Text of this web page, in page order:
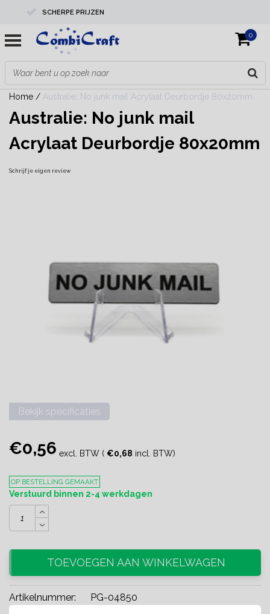
SCHERPE PRIJZEN
PROFESSIONELE KWALITEIT
EXPERTS IN MAATWERK
0
Home / Australie: No junk mail Acrylaat Deurbordje 80x20mm
Australie: No junk mail
Acrylaat Deurbordje 80x20mm
Schrijf je eigen review
Bekijk specificaties
€0,56 excl. BTW ( €0,68 incl. BTW)
OP BESTELLING GEMAAKT
Verstuurd binnen 2-4 werkdagen
TOEVOEGEN AAN WINKELWAGEN
Artikelnummer:
PG-04850